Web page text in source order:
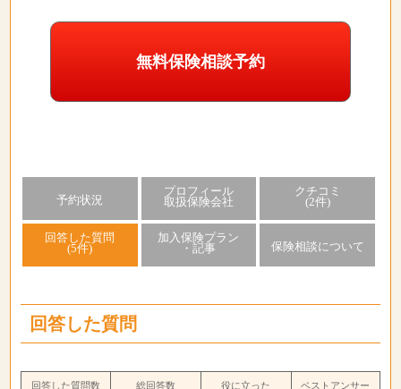
無料保険相談予約
予約状況
プロフィール
取扱保険会社
クチコミ
(2件)
回答した質問
(5件)
加入保険プラン
・記事
保険相談について
回答した質問
回答した質問数 総回答数 役に立った ベストアンサー